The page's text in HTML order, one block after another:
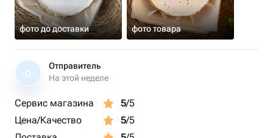
фото до доставки фото товара
О
Отправитель
На этой неделе
Сервис магазина 5/5
Цена/Качество
5/5